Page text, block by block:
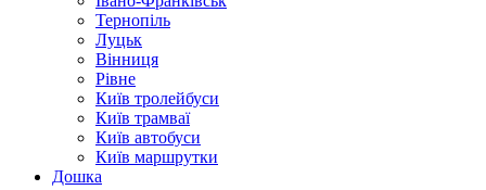
Тернопіль
Луцьк
Вінниця
Рівне
Київ тролейбуси
Київ трамваї
Київ автобуси
Київ маршрутки
Дошка